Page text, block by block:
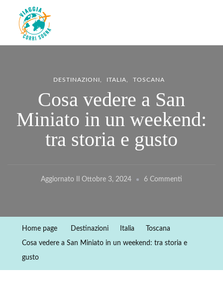
Viaggiacorrisogna – Blog di
viaggi e running
Viaggi zaino in spalla e corse in giro per il mondo
DESTINAZIONI ITALIA TOSCANA
Cosa vedere a San
Miniato in un weekend:
tra storia e gusto
Aggiornato Il Ottobre 3, 2024 6 Commenti
Home page Destinazioni Italia Toscana
Cosa vedere a San Miniato in un weekend: tra storia e
gusto